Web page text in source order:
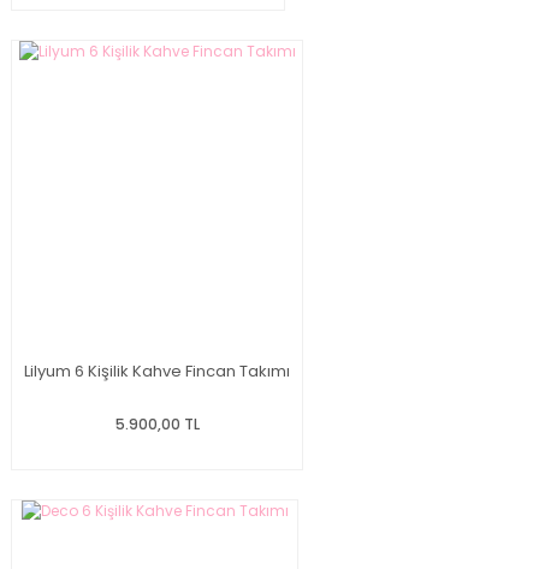
Lilyum 6 Kişilik Kahve Fincan Takımı
5.900,00 TL